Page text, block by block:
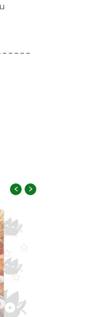
‹ ›